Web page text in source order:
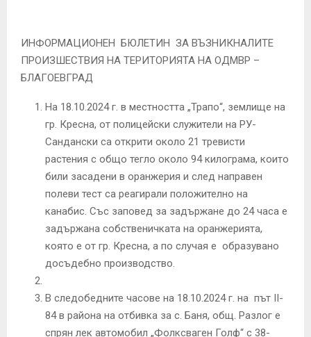
ИНФОРМАЦИОНЕН БЮЛЕТИН ЗА ВЪЗНИКНАЛИТЕ
ПРОИЗШЕСТВИЯ НА ТЕРИТОРИЯТА НА ОДМВР –
БЛАГОЕВГРАД
На 18.10.2024 г. в местността „Трапо“, землище на
гр. Кресна, от полицейски служители на РУ-
Сандански са открити около 21 тревисти
растения с общо тегло около 94 килограма, които
били засадени в оранжерия и след направен
полеви тест са реагирали положително на
канабис. Със заповед за задържане до 24 часа е
задържана собственичката на оранжерията,
която е от гр. Кресна, а по случая е образувано
досъдебно производство.
В следобедните часове на 18.10.2024 г. на път
II-
84в района на отбивка за с. Баня, общ. Разлог е
спрян лек автомобил „Фолксваген Голф“ с 38-